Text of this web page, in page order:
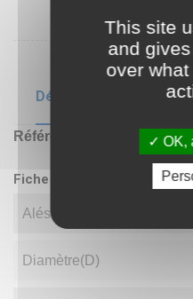
Détails du produit
Référence
Fiche technique
Alésage(d)
Diamètre(D)
This site
and
over
OK,